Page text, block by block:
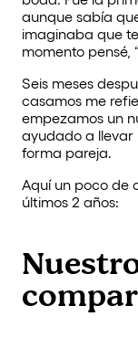
aunque sabía
imaginaba que
momento pensé,
Seis meses
casamos me
empezamos un
ayudado a llevar
forma pareja.
Aquí un poco de
últimos 2 años: